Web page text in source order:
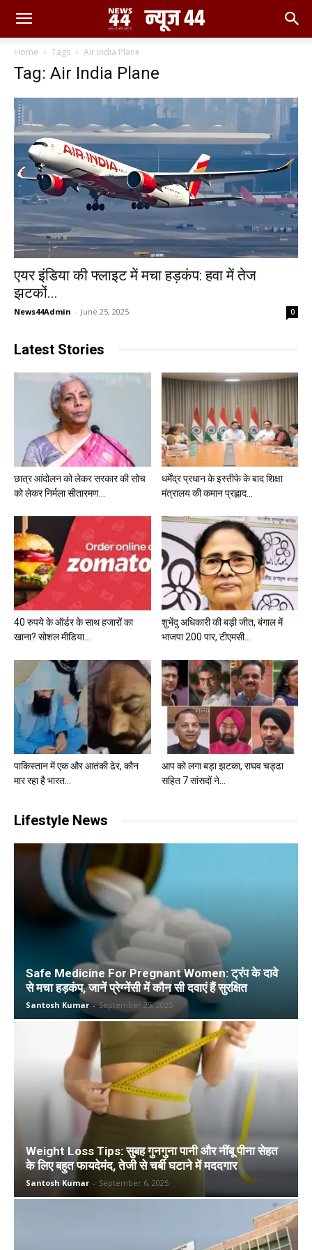
Home Tags Air India Plane
Tag: Air India Plane
एयर इंडिया की फ्लाइट में मचा हड़कंप: हवा में तेज
झटकों...
News44Admin - June 25, 2025 0
Latest Stories
छात्र आंदोलन को लेकर सरकार की सोच
को लेकर निर्मला सीतारमण...
धर्मेंद्र प्रधान के इस्तीफे के बाद शिक्षा
मंत्रालय की कमान प्रह्लाद...
40 रुपये के ऑर्डर के साथ हजारों का
खाना? सोशल मीडिया...
शुभेंदु अधिकारी की बड़ी जीत, बंगाल में
भाजपा 200 पार, टीएमसी...
पाकिस्तान में एक और आतंकी ढेर, कौन
मार रहा है भारत...
आप को लगा बड़ा झटका, राघव चड्ढा
सहित 7 सांसदों ने...
Lifestyle News
Safe Medicine For Pregnant Women: ट्रंप के दावे
से मचा हड़कंप, जानें प्रेग्नेंसी में कौन सी दवाएं हैं सुरक्षित
Santosh Kumar - September 25, 2025
Weight Loss Tips: सुबह गुनगुना पानी और नींबू पीना सेहत
के लिए बहुत फायदेमंद, तेजी से चर्बी घटाने में मददगार
Santosh Kumar - September 6, 2025